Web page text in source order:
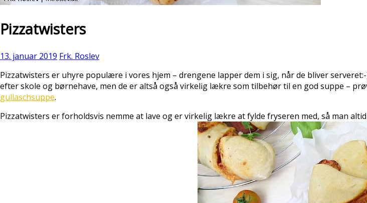
Pizzatwisters
13. januar 2019 Frk. Roslev
Pizzatwisters er uhyre populære i vores hjem – drengene lapper dem i sig, når de bliver
efter skole og børnehave, men de er altså også virkelig lækre som tilbehør til en god suppe –
gullaschsuppe.
Pizzatwisters er forholdsvis nemme at lave og er virkelig lækre at fylde fryseren med, så man